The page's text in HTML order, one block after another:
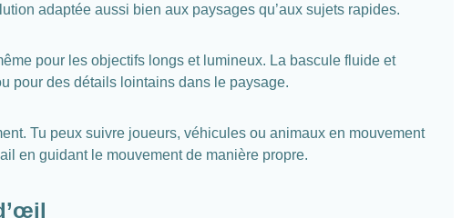
adaptée aussi bien aux paysages qu’aux sujets rapides.
pour les objectifs longs et lumineux. La bascule fluide et
pour des détails lointains dans le paysage.
Tu peux suivre joueurs, véhicules ou animaux en mouvement
en guidant le mouvement de manière propre.